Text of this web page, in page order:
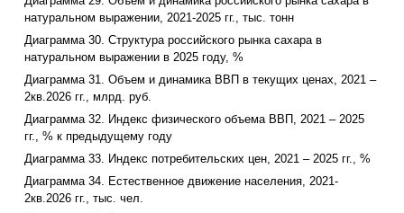
натуральном выражении, 2021-2025 гг., тыс. тонн
Диаграмма 30. Структура российского рынка сахара в
натуральном выражении в 2025 году, %
Диаграмма 31. Объем и динамика ВВП в текущих ценах, 2021 –
2кв.2026 гг., млрд. руб.
Диаграмма 32. Индекс физического объема ВВП, 2021 – 2025
гг., % к предыдущему году
Диаграмма 33. Индекс потребительских цен, 2021 – 2025 гг., %
Диаграмма 34. Естественное движение населения, 2021-
2кв.2026 гг., тыс. чел.